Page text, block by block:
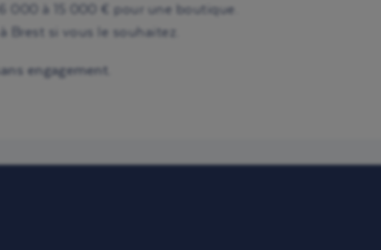
000 à 15 000 € pour une boutique.
Brest si vous le souhaitez.
engagement.